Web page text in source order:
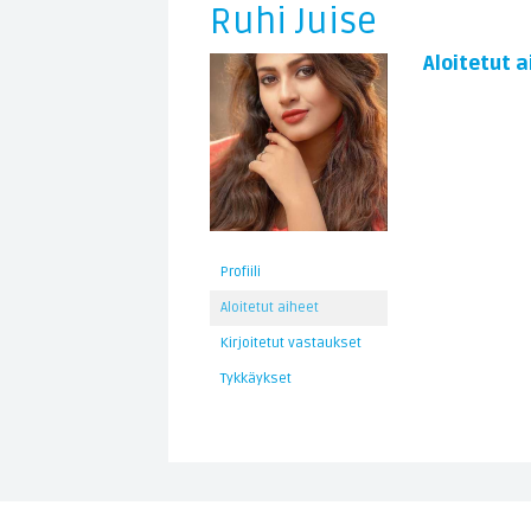
Ruhi Juise
Profiili
Aloitetut aiheet
Kirjoitetut vastaukset
Tykkäykset
Aloitetut